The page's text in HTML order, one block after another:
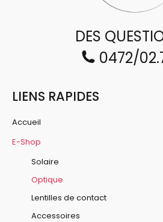
DES
0472/
LIENS RAPIDES
Accueil
E-Shop
Solaire
Optique
Lentilles de contact
Accessoires